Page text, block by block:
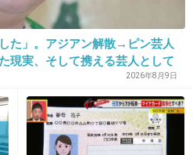
+57 -7
も多いけど、こういう
た」。アジアン解散→ピン芸人
現実、そして携える芸人として
2026年8月9日